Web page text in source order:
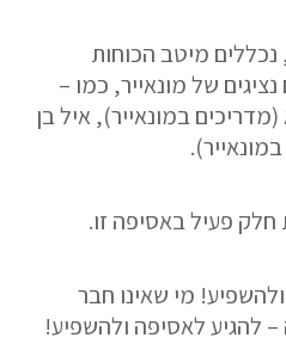
נכללים מיטב הכוחות
של מונאייר, כמו –
במונאייר), איל בן
פעיל באסיפה זו.
מי שאינו חבר
להגיע לאסיפה ולהשפיע!